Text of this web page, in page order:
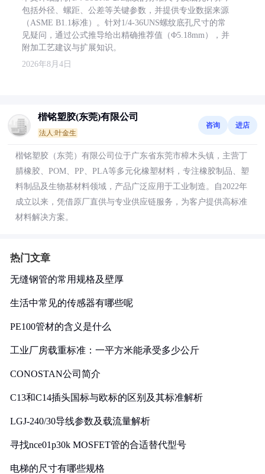
包括外径、螺距、公差等关键参数，并提供专业数据来源
（ASME B1.1标准）。针对1/4-36UNS螺纹底孔尺寸的常
见疑问，通过公式推导给出精确推荐值（Φ5.18mm），并
附加工艺建议与扩展知识。
2026年8月4日
楷铭塑胶(东莞)有限公司
法人:叶金生
咨询 进店
楷铭塑胶（东莞）有限公司位于广东省东莞市樟木头镇，主营丁
腈橡胶、POM、PP、PLA等多元化橡塑材料，专注橡胶制品、塑
料制品及生物基材料领域，产品广泛应用于工业制造。自2022年
成立以来，凭借原厂直供与专业供应链服务，为客户提供高标准
材料解决方案。
热门文章
无缝钢管的常用规格及壁厚
生活中常见的传感器有哪些呢
PE100管材的含义是什么
工业厂房载重标准：一平方米能承受多少公斤
CONOSTAN公司简介
C13和C14插头国标与欧标的区别及其标准解析
LGJ-240/30导线参数及载流量解析
寻找nce01p30k MOSFET管的合适替代型号
电梯的尺寸有哪些规格